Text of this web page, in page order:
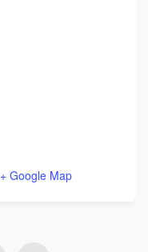
+ Google Map